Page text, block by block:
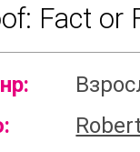
Fact or